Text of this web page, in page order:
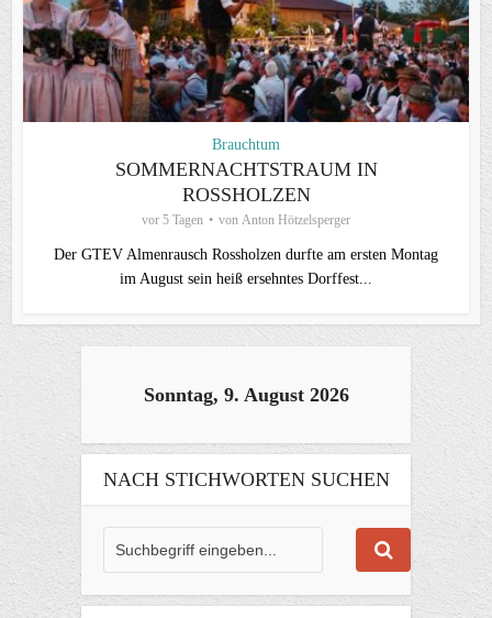
Brauchtum
SOMMERNACHTSTRAUM IN
ROSSHOLZEN
vor 5 Tagen von Anton Hötzelsperger
Der GTEV Almenrausch Rossholzen durfte am ersten Montag
im August sein heiß ersehntes Dorffest...
Sonntag, 9. August 2026
NACH STICHWORTEN SUCHEN